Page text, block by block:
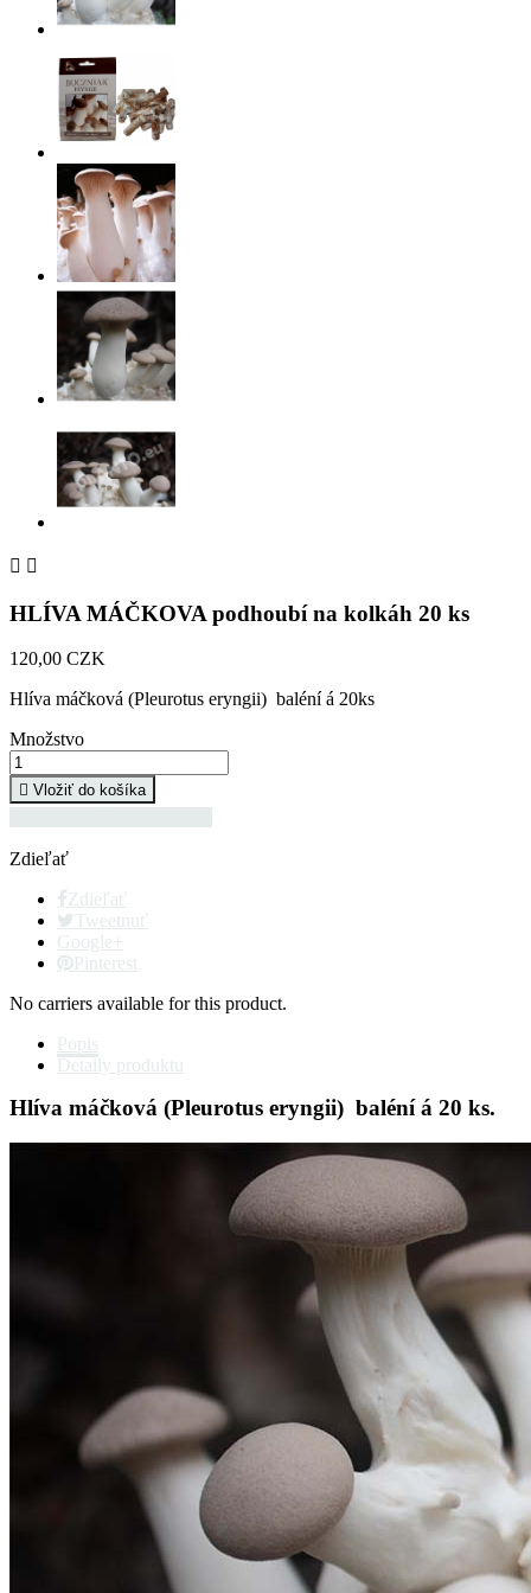
 
HLÍVA MÁČKOVA podhoubí na kolkáh 20 ks
120,00 CZK
Hlíva máčková (Pleurotus eryngii) baléní á 20ks
Množstvo
 Vložiť do košíka
Zdieľať
Zdieľať
Tweetnuť
Google+
Pinterest
No carriers available for this product.
Popis
Detaily produktu
Hlíva máčková (Pleurotus eryngii) baléní á 20 ks.